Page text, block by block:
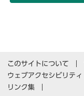
このサイトについて
ウェブアクセシビリティ
リンク集